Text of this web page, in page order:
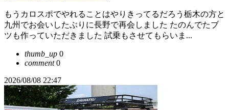
もうカロスポでやれることはやりきってるだろう栃木の方と
九州でお会いしたぶりに長野で再会しました たのんでたブ
ツも作っていただきました 試乗もさせてもらいま...
thumb_up 0
comment0
2026/08/08 22:47